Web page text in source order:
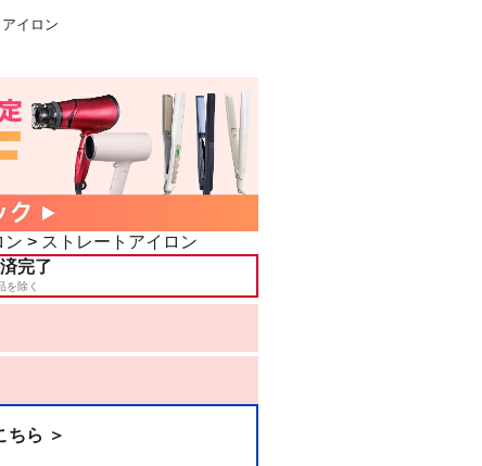
イロン
ン > ストレートアイロン
完了
を除く
ちら ＞